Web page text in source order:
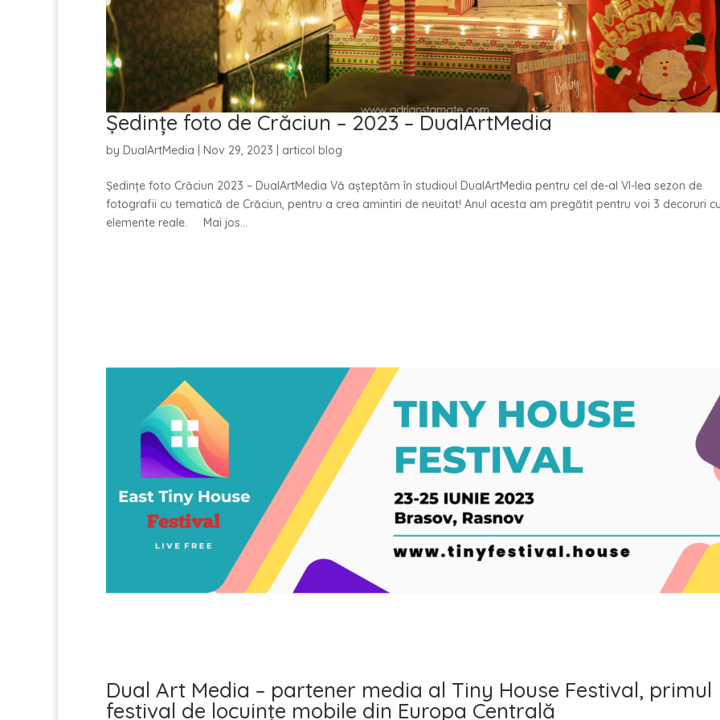
Ședințe foto de Crăciun – 2023 – DualArtMedia
by DualArtMedia Nov 29, 2023 articol blog
Ședințe foto Crăciun 2023 – DualArtMedia Vă așteptăm în studioul DualArtMedia pentru cel de-al VI-lea sezon de
fotografii cu tematică de Crăciun, pentru a crea amintiri de neuitat! Anul acesta am pregătit pentru voi 3 decoruri
elemente reale. Mai jos...
Dual Art Media – partener media al Tiny House Festival, primul
festival de locuințe mobile din Europa Centrală